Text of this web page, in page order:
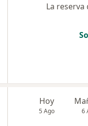
La reserva
Hoy
5 Ago 6